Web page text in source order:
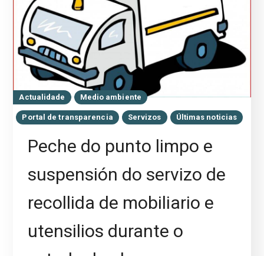
Actualidade Medio ambiente
Portal de transparencia Servizos Últimas noticias
Peche do punto limpo e
suspensión do servizo de
recollida de mobiliario e
utensilios durante o